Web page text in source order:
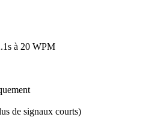
à 20 WPM
de signaux courts)